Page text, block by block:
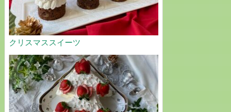
クリスマススイーツ